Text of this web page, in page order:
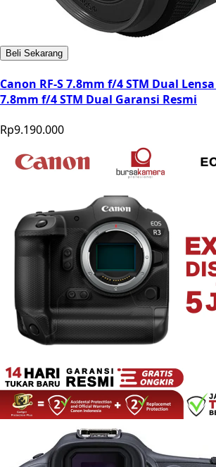
Beli Sekarang
Canon RF-S 7.8mm f/4 STM Dual
7.8mm f/4 STM Dual Garansi Resmi
Rp9.190.000